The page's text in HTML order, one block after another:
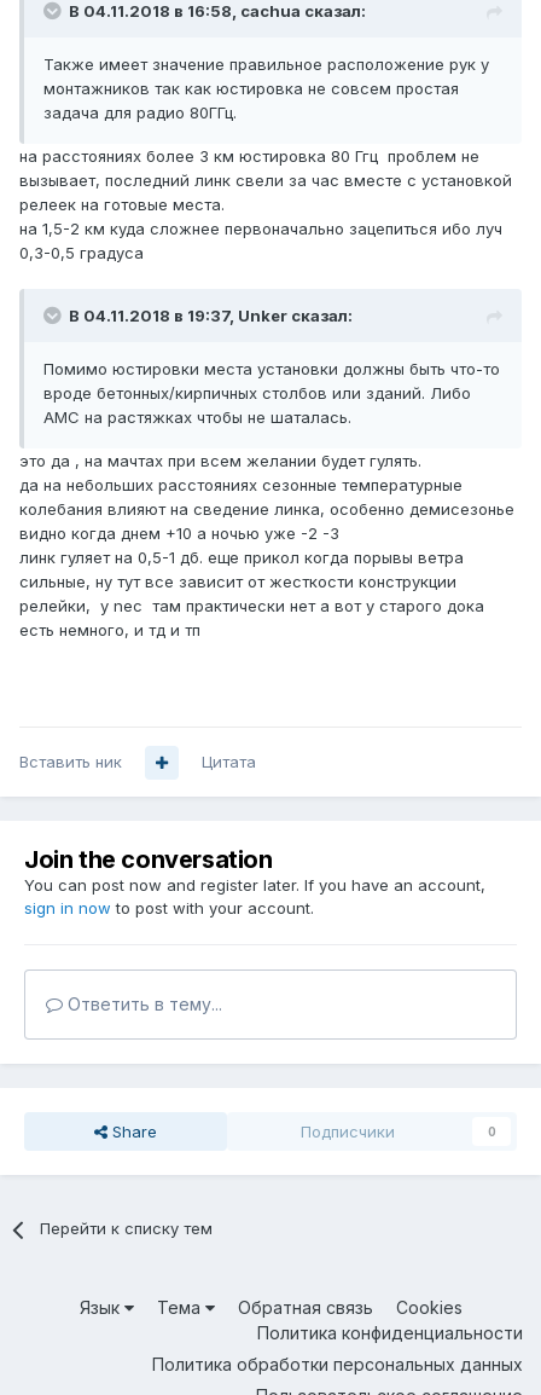
В 04.11.2018 в 16:58, cachua сказал:
Также имеет значение правильное расположение рук у
монтажников так как юстировка не совсем простая
задача для радио 80ГГц.
на расстояниях более 3 км юстировка 80 Ггц проблем не
вызывает, последний линк свели за час вместе с установкой
релеек на готовые места.
на 1,5-2 км куда сложнее первоначально зацепиться ибо луч
0,3-0,5 градуса
В 04.11.2018 в 19:37, Unker сказал:
Помимо юстировки места установки должны быть что-то
вроде бетонных/кирпичных столбов или зданий. Либо
АМС на растяжках чтобы не шаталась.
это да , на мачтах при всем желании будет гулять.
да на небольших расстояниях сезонные температурные
колебания влияют на сведение линка, особенно демисезонье
видно когда днем +10 а ночью уже -2 -3
линк гуляет на 0,5-1 дб. еще прикол когда порывы ветра
сильные, ну тут все зависит от жесткости конструкции
релейки, у nec там практически нет а вот у старого дока
есть немного, и тд и тп
Вставить ник Цитата
Join the conversation
You can post now and register later. If you have an account,
sign in now to post with your account.
Ответить в тему...
Share Подписчики 0
Перейти к списку тем
Язык Тема Обратная связь
Cookies
Политика конфиденциальности
Политика обработки персональных данных